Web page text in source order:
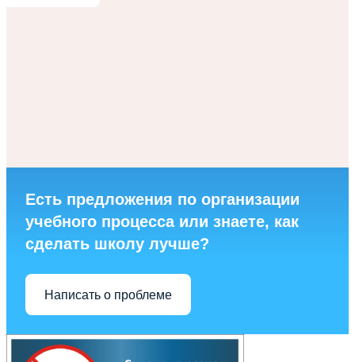
Есть предложения по организации
учебного процесса или знаете, как
сделать школу лучше?
Написать о проблеме